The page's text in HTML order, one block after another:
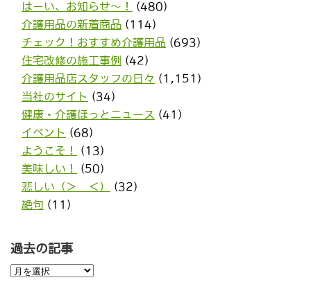
はーい、お知らせ〜！
(480)
介護用品の新着商品 (114)
チェック！おすすめ介護用品 (693)
住宅改修の施工事例
(42)
介護用品店スタッフの日々 (1,151)
当社のサイト (34)
健康・介護ほっとニュース (41)
イベント (68)
ようこそ！
(13)
美味しい！
(50)
悲しい（＞＿＜）
(32)
絶句 (11)
過去の記事
過
去